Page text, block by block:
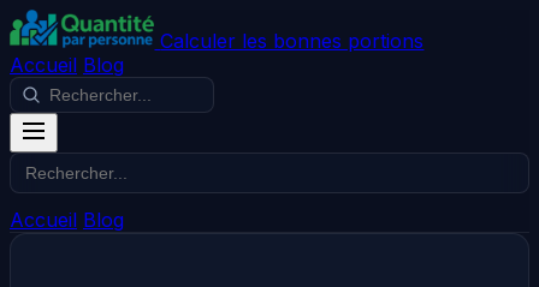
Calculer les bonnes portions
Accueil Blog
Accueil Blog